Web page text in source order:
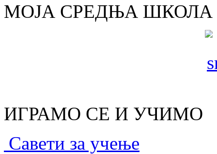
МОЈА СРЕДЊА ШКОЛА
ИГРАМО СЕ И УЧИМО
Савети за учење